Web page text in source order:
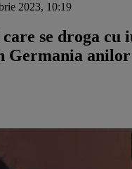
2023, 10:19
se droga
Germania